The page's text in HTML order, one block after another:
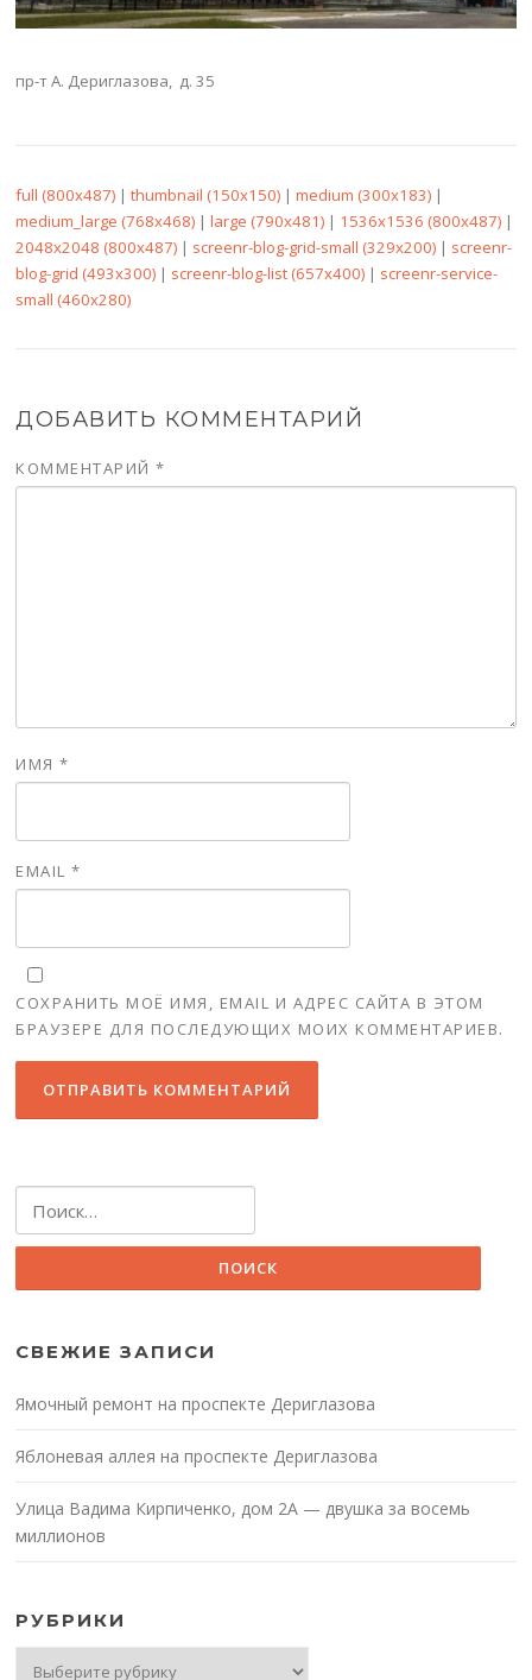
пр-т А. Дериглазова, д. 35
full (800x487) |thumbnail (150x150) |medium (300x183) |
medium_large (768x468) |large (790x481) | 1536x1536 (800x487) |
2048x2048 (800x487) | screenr-blog-grid-small (329x200) | screenr-
blog-grid (493x300) | screenr-blog-list (657x400) | screenr-service-
small (460x280)
ДОБАВИТЬ КОММЕНТАРИЙ
КОММЕНТАРИЙ*
ИМЯ*
EMAIL*
СОХРАНИТЬ МОЁ ИМЯ, EMAIL И АДРЕС САЙТА В ЭТОМ
БРАУЗЕРЕ ДЛЯ ПОСЛЕДУЮЩИХ МОИХ КОММЕНТАРИЕВ.
СВЕЖИЕ ЗАПИСИ
Ямочный ремонт на проспекте Дериглазова
Яблоневая аллея на проспекте Дериглазова
Улица Вадима Кирпиченко, дом 2А — двушка за восемь
миллионов
РУБРИКИ